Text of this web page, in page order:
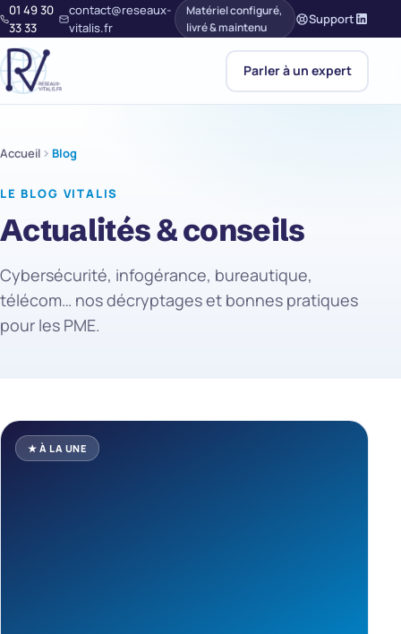
01 49 30
33 33
contact@reseaux-
vitalis.fr
Matériel configuré,
livré & maintenu
Support
Parler à un expert
Accueil Blog
LE BLOG VITALIS
Actualités & conseils
Cybersécurité, infogérance, bureautique,
télécom… nos décryptages et bonnes pratiques
pour les PME.
★ À LA UNE